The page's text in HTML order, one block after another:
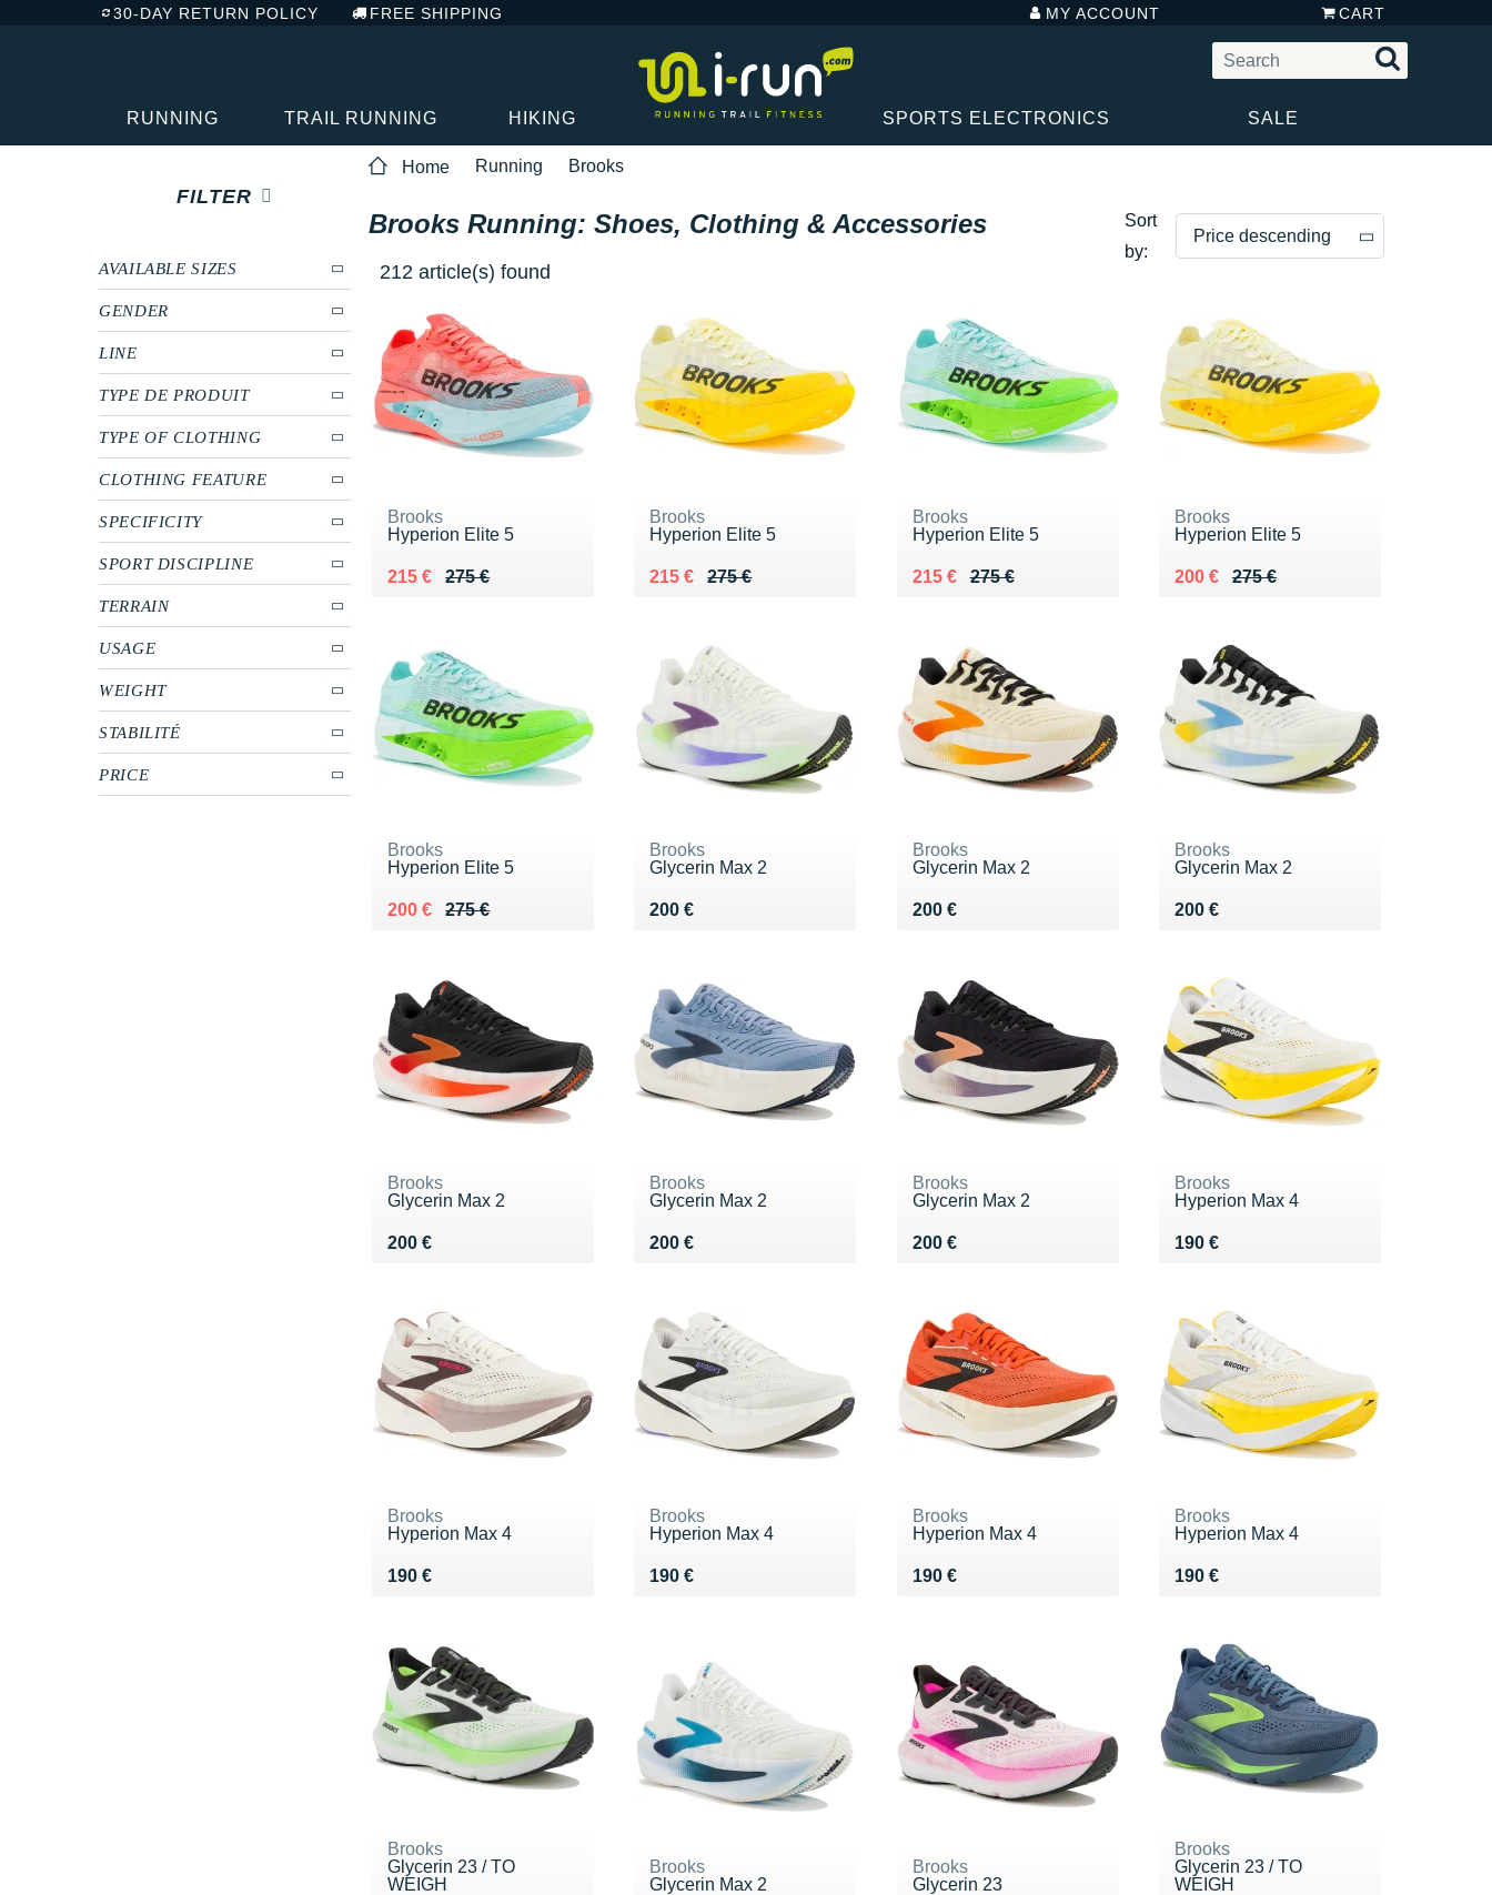
30-DAY RETURN POLICY FREE SHIPPING MY ACCOUNT CART
RUNNING TRAIL RUNNING HIKING SPORTS ELECTRONICS SALE
Home Running Brooks
FILTER
AVAILABLE SIZES
GENDER
LINE
TYPE DE PRODUIT
TYPE OF CLOTHING
CLOTHING FEATURE
SPECIFICITY
SPORT DISCIPLINE
TERRAIN
USAGE
WEIGHT
STABILITÉ
PRICE
Brooks Running: Shoes, Clothing & Accessories
212 article(s) found
Sort
by:
Price descending
Price ascending
Brooks
Hyperion Elite 5
275 €
Au lieu de 275 €
215 €
Vendu 215 €
Brooks
Hyperion Elite 5
275 €
Au lieu de 275 €
215 €
Vendu 215 €
Brooks
Hyperion Elite 5
275 €
Au lieu de 275 €
215 €
Vendu 215 €
Brooks
Hyperion Elite 5
275 €
Au lieu de 275 €
200 €
Vendu 200 €
Brooks
Hyperion Elite 5
275 €
Au lieu de 275 €
200 €
Vendu 200 €
Brooks
Glycerin Max 2
200 €
Vendu 200 €
Brooks
Glycerin Max 2
200 €
Vendu 200 €
Brooks
Glycerin Max 2
200 €
Vendu 200 €
Brooks
Glycerin Max 2
200 €
Vendu 200 €
Brooks
Glycerin Max 2
200 €
Vendu 200 €
Brooks
Glycerin Max 2
200 €
Vendu 200 €
Brooks
Hyperion Max 4
190 €
Vendu 190 €
Brooks
Hyperion Max 4
190 €
Vendu 190 €
Brooks
Hyperion Max 4
190 €
Vendu 190 €
Brooks
Hyperion Max 4
190 €
Vendu 190 €
Brooks
Hyperion Max 4
190 €
Vendu 190 €
Brooks
Glycerin 23 / TO
WEIGH
Brooks
Glycerin Max 2
Brooks
Glycerin 23
Brooks
Glycerin 23 / TO
WEIGH